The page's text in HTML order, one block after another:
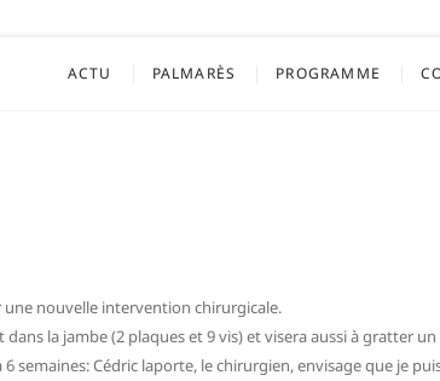
Leblacher
ACTU PALMARÈS PROGRAMME
une nouvelle intervention chirurgicale.
la jambe (2 plaques et 9 vis) et visera aussi à gratter un
semaines: Cédric laporte, le chirurgien, envisage que je